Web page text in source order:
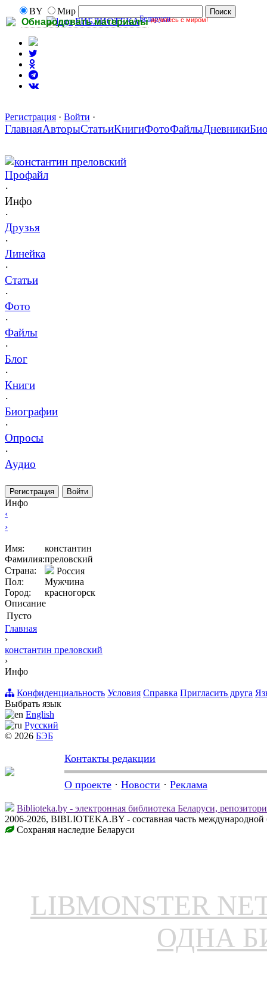
Обнародовать материалы делитесь с миром!
BY
Мир
БИБЛИОТЕКАБеларуси
Регистрация · Войти ·
ГлавнаяАвторыСтатьиКнигиФотоФайлыДневники
константин преловский
Профайл
·
Инфо
·
Друзья
·
Линейка
·
Статьи
·
Фото
·
Файлы
·
Блог
·
Книги
·
Биографии
·
Опросы
·
Аудио
Регистрация Войти
Инфо
‹
›
Имя:
константин
Фамилия:преловский
Страна:
Россия
Пол:
Мужчина
Город:
красногорск
Описание
Пусто
Главная
›
константин преловский
›
Инфо
Конфиденциальность Условия Справка Пригласить друга
Выбрать язык
English
Русский
© 2026 БЭБ
Контакты редакции
О проекте · Новости · Реклама
Biblioteka.by - электронная библиотека Беларуси,
2006-2026, BIBLIOTEKA.BY - составная часть
Сохраняя наследие Беларуси
LIBMONSTER
ОДНА